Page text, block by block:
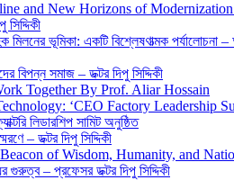
and New Horizons of
ভূমিকা: একটি বিশ্লেষণাত্মক পর্যালোচনা –
বিপন্ন সমাজ – ডক্টর দিপু সিদ্দিকী
Together By Prof. Aliar Hossain
‘CEO Factory Leadership
লিডারশিপ সামিট অনুষ্ঠিত
– ডক্টর দিপু সিদ্দিকী
of Wisdom, Humanity, and
গুরুত্ব – প্রফেসর ডক্টর দিপু সিদ্দিকী